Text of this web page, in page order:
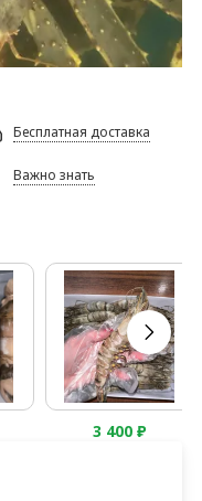
Бесплатная доставка
Важно знать
3 400₽